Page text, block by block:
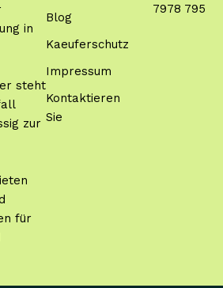
in
steht
zur
für
Blog
Kaeuferschutz
Impressum
Kontaktieren
Sie
7978 795